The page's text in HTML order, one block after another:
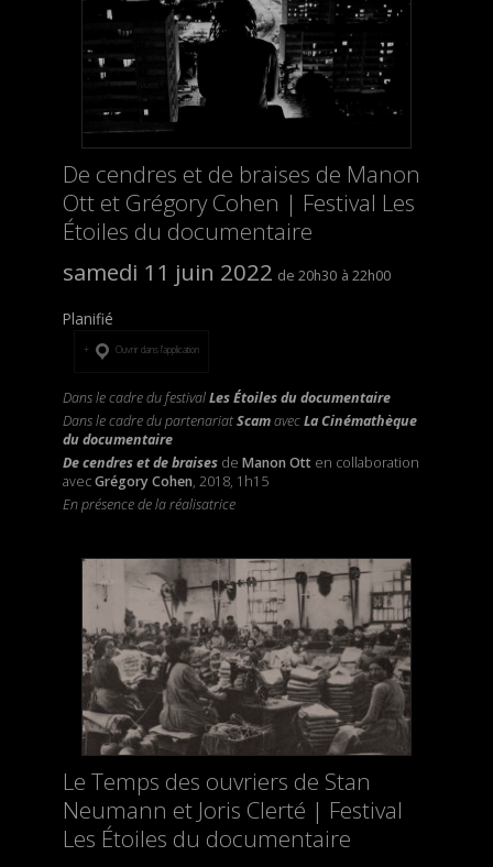
De cendres et de braises de Manon
Ott et Grégory Cohen | Festival Les
Étoiles du documentaire
samedi 11 juin 2022
20h30 22h00
Planifié
Ouvrir dans l’application
Dans le cadre du festivalLes Étoiles du documentaire
Dans le cadre du partenariatScamavecLa Cinémathèque
du documentaire
De cendres et de braisesde Manon Otten collaboration
avecGrégory Cohen, 2018, 1h15
En présence de la réalisatrice
Le Temps des ouvriers de Stan
Neumann et Joris Clerté | Festival
Les Étoiles du documentaire